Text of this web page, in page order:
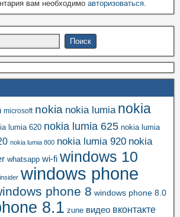
вам необходимо авторизоваться.
microsoft nokia nokia lumia nokia
lumia 620 nokia lumia 625 nokia lumia
nokia lumia 800 nokia lumia 920 nokia
whatsapp wi-fi windows 10
windows phone
phone 8 windows phone 8.0
8.1 zune видео вконтакте